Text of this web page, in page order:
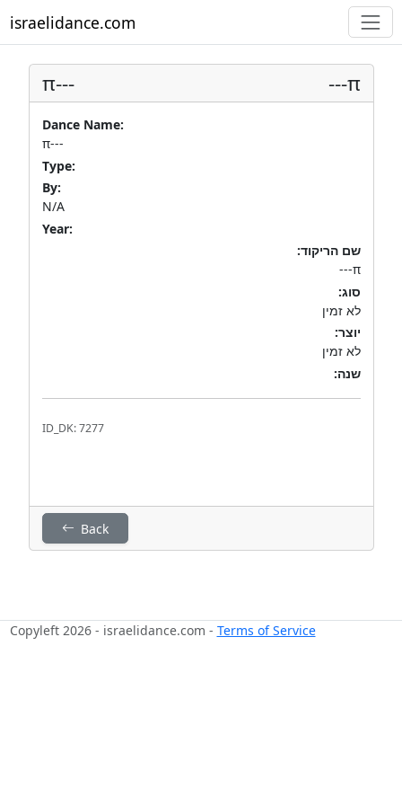
israelidance.com
π--- π---
Dance Name:
π---
Type:
By:
N/A
Year:
שם הריקוד:
π---
סוג:
לא זמין
יוצר:
לא זמין
שנה:
ID_DK: 7277
Back
Copyleft 2026 - israelidance.com - Terms of Service